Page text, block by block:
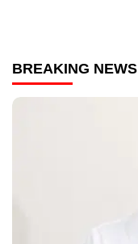
BREAKING NEWS